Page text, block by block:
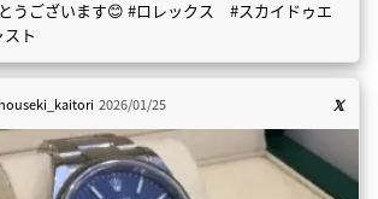
うございます😊 #ロレックス #スカイドゥエ
ト
houseki_kaitori 2026/01/25